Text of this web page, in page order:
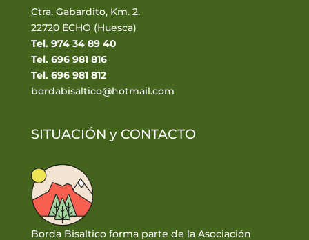
Ctra. Gabardito, Km. 2.
22720 ECHO (Huesca)
Tel. 974 34 89 40
Tel. 696 981 816
Tel. 696 981 812
bordabisaltico@hotmail.com
SITUACIÓN y CONTACTO
Borda Bisaltico forma parte de la Asociación